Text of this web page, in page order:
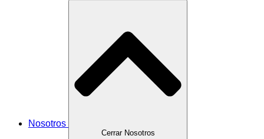
Nosotros
Cerrar Nosotros